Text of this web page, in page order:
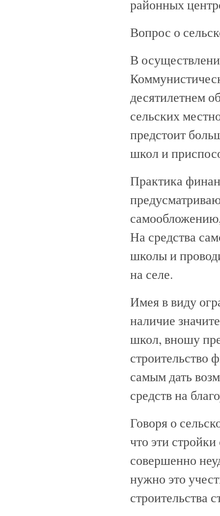
районных
Вопрос о
В
десятилетнем
сельских
предстоит
школ и
Практика
На средства
школы и
на селе.
Имея в виду
наличие
школ, вношу
строительство
самым дать
средств на
Говоря о
что эти
совершенно
нужно это
строительства